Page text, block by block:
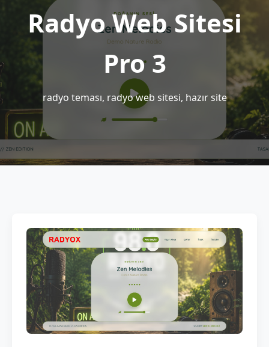
Radyo Web Sitesi
Pro 3
radyo teması, radyo web sitesi, hazır site